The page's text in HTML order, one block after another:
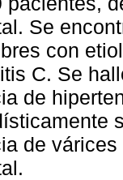
Se
con
C. Se
de
de